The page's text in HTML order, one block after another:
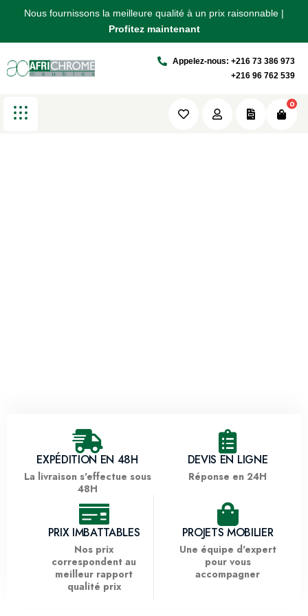
Nous fournissons la meilleure qualité à un prix raisonnable |
Profitez maintenant
Nous fournissons la meilleure qualité à un prix raisonnable |
Profitez maintenant
Nous fournissons la meilleure qualité à un prix raisonnable |
Profitez maintenant
Appelez-nous: +216 73 386 973
+216 96 762 539
0
Our Clients
Africhrome Our Clients
EXPÉDITION EN 48H
La livraison s'effectue sous
48H
DEVIS EN LIGNE
Réponse en 24H
PRIX IMBATTABLES
Nos prix
correspondent au
meilleur rapport
qualité prix
PROJETS MOBILIER
Une équipe d'expert
pour vous
accompagner